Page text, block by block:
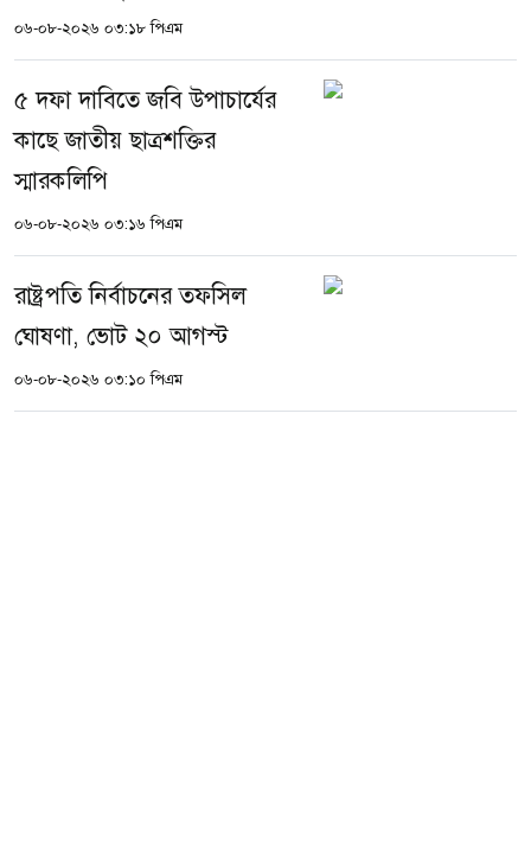
০৬-০৮-২০২৬ ০৩:১৮ পিএম
৫ দফা দাবিতে জবি উপাচার্যের
কাছে জাতীয় ছাত্রশক্তির
স্মারকলিপি
০৬-০৮-২০২৬ ০৩:১৬ পিএম
রাষ্ট্রপতি নির্বাচনের তফসিল
ঘোষণা, ভোট ২০ আগস্ট
০৬-০৮-২০২৬ ০৩:১০ পিএম